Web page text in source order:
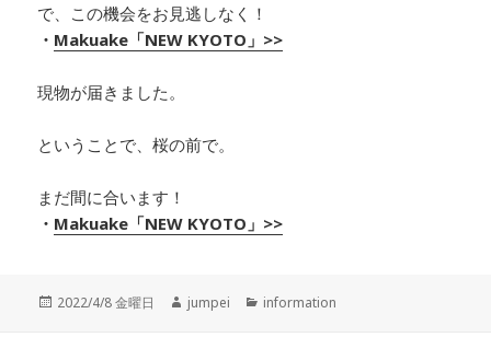
で、この機会をお見逃しなく！
・ Makuake「NEW KYOTO」>>
現物が届きました。
ということで、桜の前で。
まだ間に合います！
・ Makuake「NEW KYOTO」>>
投
2022/4/8 金曜日
作
jumpei
カ
information